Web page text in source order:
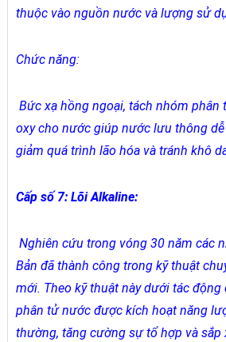
thuộc vào nguồn nước và lượng sử
Chức năng:
Bức xạ hồng ngoại, tách nhóm
oxy cho nước giúp nước lưu thông
giảm quá trình lão hóa và tránh khô
Cấp số 7: Lõi Alkaline:
Nghiên cứu trong vóng 30 năm các
Bản đã thành công trong kỹ thuật
mới. Theo kỹ thuật này dưới tác động
phân tử nước được kích hoạt năng
thường, tăng cường sự tổ hợp và sắp